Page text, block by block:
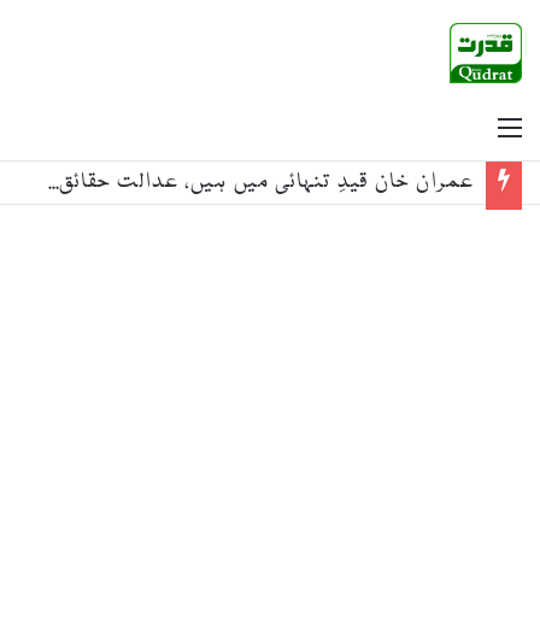
عمران خان قیدِ تنہائی میں ہیں، عدالت حقائق جاننے کیلئے آزاد کمیشن بھیجے، سلمان صفدر کا مطالبہ